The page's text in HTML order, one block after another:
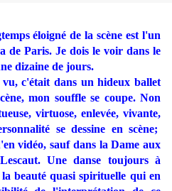
éloigné de la scène est l'un
de Paris. Je dois le voir dans le
dizaine de jours.
c'était dans un hideux ballet
mon souffle se coupe. Non
virtuose, enlevée, vivante,
se dessine en scène;
vidéo, sauf dans la Dame aux
Une danse toujours à
beauté quasi spirituelle qui en